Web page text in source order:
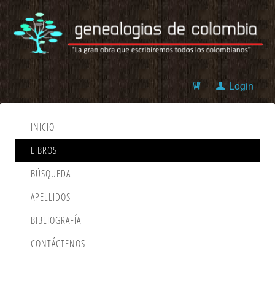
Login
INICIO
LIBROS
BÚSQUEDA
APELLIDOS
BIBLIOGRAFÍA
CONTÁCTENOS